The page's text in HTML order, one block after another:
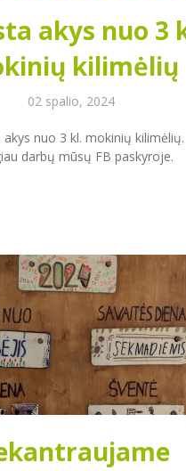
akys nuo 3
kilimėlių
02 spalio, 2024
akys nuo 3 kl. mokinių kilimėlių.
darbų mūsų FB paskyroje.